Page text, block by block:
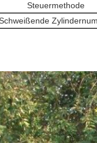
Steuermethode